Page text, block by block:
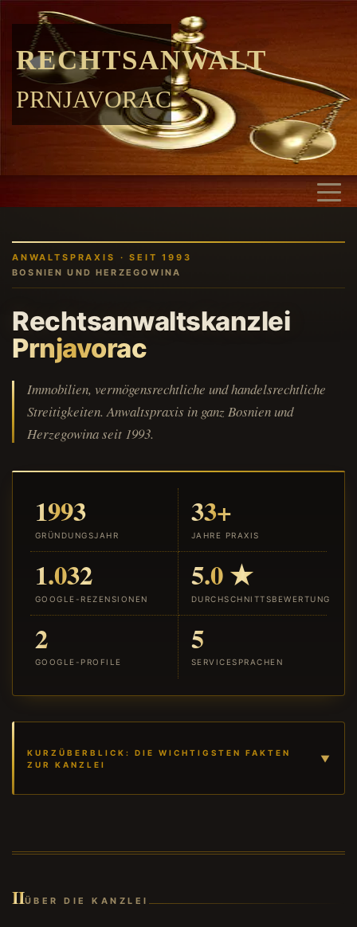
RECHTSANWALT
PRNJAVORAC
ANWALTSPRAXIS · SEIT 1993
BOSNIEN UND HERZEGOWINA
Rechtsanwaltskanzlei
Prnjavorac
Immobilien, vermögensrechtliche und handelsrechtliche
Streitigkeiten. Anwaltspraxis in ganz Bosnien und
Herzegowina seit 1993.
1993
GRÜNDUNGSJAHR
33+
JAHRE PRAXIS
1.032
GOOGLE-REZENSIONEN
5.0 ★
DURCHSCHNITTSBEWERTUNG
2
GOOGLE-PROFILE
5
SERVICESPRACHEN
KURZÜBERBLICK: DIE WICHTIGSTEN FAKTEN
ZUR KANZLEI
IIÜBER DIE KANZLEI